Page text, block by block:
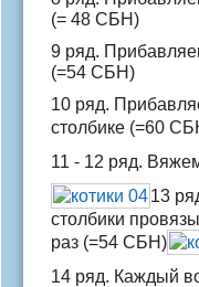
(= 48 СБН)
9 ряд.
(=54 СБН)
10 ряд.
столбике (=60
11 - 12 ряд.
13
столбики
раз (=54 СБН)
14 ряд. Каждый